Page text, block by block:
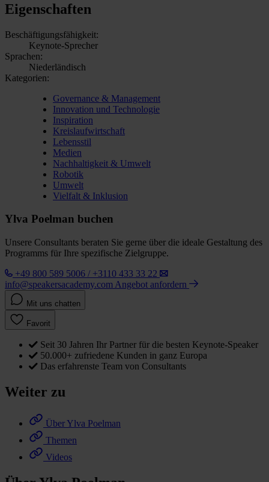
Eigenschaften
Beschäftigungsfähigkeit:
Keynote-Sprecher
Sprachen:
Niederländisch
Kategorien:
Governance & Management
Innovation und Technologie
Inspiration
Kreislaufwirtschaft
Lebensstil
Medien
Nachhaltigkeit & Umwelt
Robotik
Umwelt
Vielfalt & Inklusion
Ylva Poelman buchen
Unsere Consultants beraten Sie gerne über die ideale Gestaltung des
Programms für Ihre spezifische Zielgruppe.
+49 800 589 5006 / +3110 433 33 22
info@speakersacademy.com Angebot anfordern
Mit uns chatten
Favorit
Seit 30 Jahren Ihr Partner für die besten Keynote-Speaker
50.000+ zufriedene Kunden in ganz Europa
Das erfahrenste Team von Consultants
Weiter zu
Über Ylva Poelman
Themen
Videos